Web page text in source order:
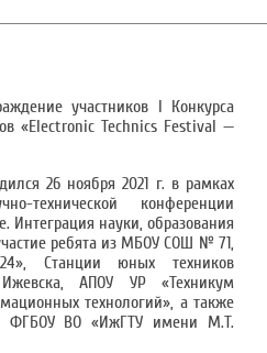
участников I Конкурса
«Electronic Technics Festival —
26 ноября 2021 г. в рамках
технической конференции
Интеграция науки, образования
ребята из МБОУ СОШ № 71,
Станции юных техников
АПОУ УР «Техникум
технологий», а также
ФГБОУ ВО «ИжГТУ имени М.Т.